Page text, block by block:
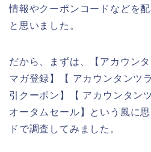
情報やクーポンコードなどを
と思いました。
だから、まずは、【アカウン
マガ登録】【 アカウンタンツ
引クーポン】【 アカウンタン
オータムセール】という風に
ドで調査してみました。